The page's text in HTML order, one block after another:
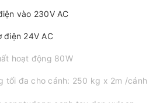
vào 230V AC
điện 24V AC
hoạt động 80W
tối đa cho cánh: 250 kg x 2m /cánh